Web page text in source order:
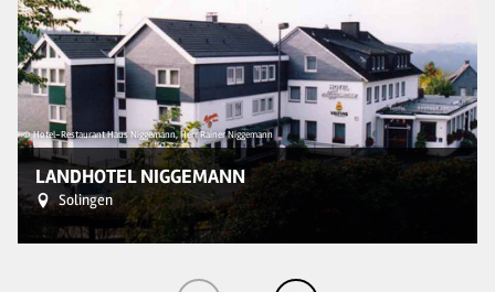
© Hotel-Restaurant Haus Niggemann, Herr Rainer Niggemann
LANDHOTEL NIGGEMANN
Solingen